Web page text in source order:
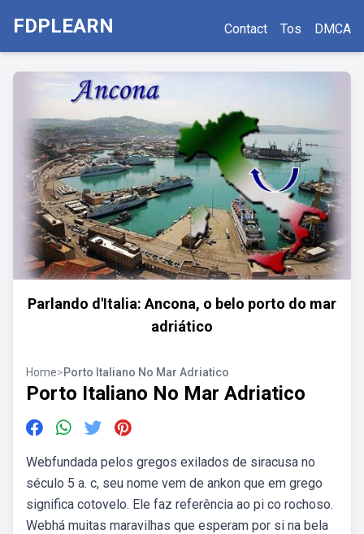
FDPLEARN Contact Tos DMCA
Parlando d'Italia: Ancona, o belo porto do mar
adriático
Home>Porto Italiano No Mar Adriatico
Porto Italiano No Mar Adriatico
Webfundada pelos gregos exilados de siracusa no
século 5 a. c, seu nome vem de ankon que em grego
significa cotovelo. Ele faz referência ao pi co rochoso.
Webhá muitas maravilhas que esperam por si na bela